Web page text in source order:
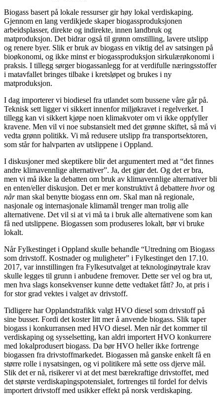
Biogass basert på lokale ressurser gir høy lokal verdiskaping.
Gjennom en lang verdikjede skaper biogassproduksjonen
arbeidsplasser, direkte og indirekte, innen landbruk og
matproduksjon. Det bidrar også til grønn omstilling, lavere utslipp
og renere byer. Slik er bruk av biogass en viktig del av satsingen på
bioøkonomi, og ikke minst er biogassproduksjon sirkulærøkonomi i
praksis. I tillegg sørger biogassanlegg for at verdifulle næringsstoffer
i matavfallet bringes tilbake i kretsløpet og brukes i ny
matproduksjon.
I dag importerer vi biodiesel fra utlandet som bussene våre går på.
Teknisk sett ligger vi sikkert innenfor miljøkravet i regelverket. I
tillegg kan vi sikkert kjøpe noen klimakvoter om vi ikke oppfyller
kravene. Men vil vi noe substansielt med det grønne skiftet, så må vi
vedta grønn politikk. Vi må redusere utslipp fra transportsektoren,
som står for halvparten av utslippene i Oppland.
I diskusjoner med skeptikere blir det argumentert med at “det finnes
andre klimavennlige alternativer”. Ja, det gjør det. Og det er bra,
men vi må ikke la debatten om bruk av klimavennlige alternativer bli
en enten/eller diskusjon. Det er mer konstruktivt å debattere hvorog
nårman skal benytte biogass enn om. Skal man nå regionale,
nasjonale og internasjonale klimamål trenger man trolig alle
alternativene. Det vil si at vi må ta i bruk alle alternativene som kan
få ned utslippene. Biogassen som produseres lokalt, bør vi bruke
lokalt.
Når Fylkestinget i Oppland skulle behandle “Utredning om Biogass
som drivstoff. Kostnader og muligheter” i Fylkestinget den 17.10.
2017, var innstillingen fra Fylkesutvalget at teknologinøytrale krav
skulle legges til grunn i anbudene fremover. Dette ser vel og bra ut,
men hva slags konsekvenser kunne dette vedtaket fått? Jo, at pris i
for stor grad vektes i valget av drivstoff.
Tidligere har Opplandstrafikk valgt HVO diesel som drivstoff på
sine busser. Fordi det koster litt mer å anvende biogass. Slik taper
biogass i konkurransen med HVO diesel. Men når det kommer til
verdiskaping og sysselsetting, kan aldri importert HVO konkurrere
med lokalprodusert biogass. Da bør HVO heller ikke fortrenge
biogassen fra drivstoffmarkedet. Biogassen må ganske enkelt få en
større rolle i nysatsingen, og vi politikere må sette oss djerve mål.
Slik det er nå, risikerer vi at det mest bærekraftige drivstoffet, med
det største verdiskapingspotensialet, fortrenges til fordel for delvis
importert drivstoff med usikker effekt på norsk verdiskaping.